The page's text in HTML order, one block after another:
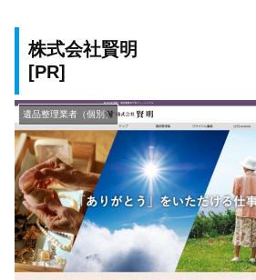
株式会社賢明
遺品整理業者（個別）